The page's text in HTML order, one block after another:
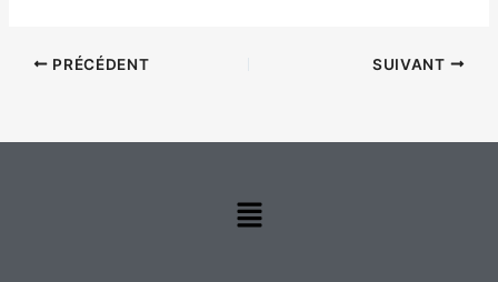
PRÉCÉDENT SUIVANT
Menu